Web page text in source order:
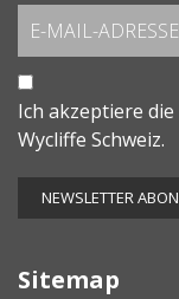
Ich akzeptiere die
Wycliffe Schweiz.
Sitemap